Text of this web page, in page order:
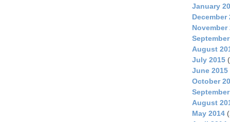
January
December
November
August
July 2015
June 2015
October
August
May 2014